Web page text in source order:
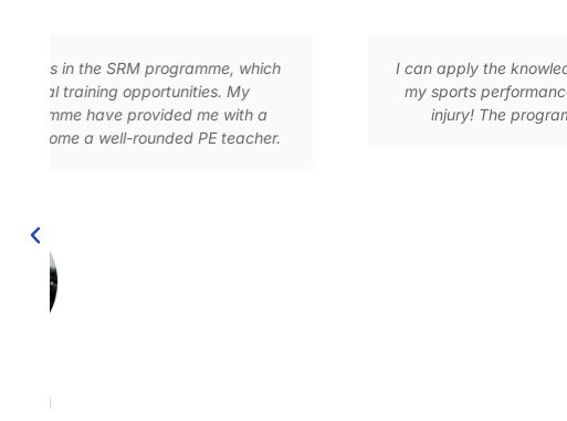
I can apply the knowledge and skills that I learnt from sports
my sports performance, and to help junior gymnasts to
injury! The programme equipped me to become an all-